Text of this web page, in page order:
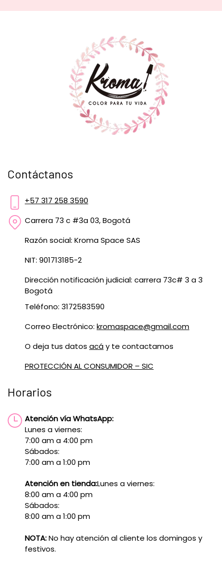
Contáctanos
+57 317 258 3590
Carrera 73 c #3a 03, Bogotá
Razón social: Kroma Space SAS
NIT: 901713185-2
Dirección notificación judicial: carrera 73c# 3 a 3
Bogotá
Teléfono: 3172583590
Correo Electrónico: kromaspace@gmail.com
O deja tus datos acáy te contactamos
PROTECCIÓN AL CONSUMIDOR – SIC
Horarios
Atención vía WhatsApp:
Lunes a viernes:
7:00 am a 4:00 pm
Sábados:
7:00 am a 1:00 pm
Atención en tienda:Lunes a viernes:
8:00 am a 4:00 pm
Sábados:
8:00 am a 1:00 pm
NOTA:No hay atención al cliente los domingos y
festivos.